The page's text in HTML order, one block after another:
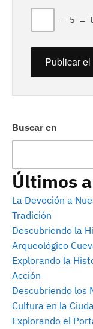
Buscar en
Últimos
La Devoción a
Tradición
Descubriendo la
Arqueológico
Explorando la
Acción
Descubriendo los
Cultura en la
Explorando el
− 5 =